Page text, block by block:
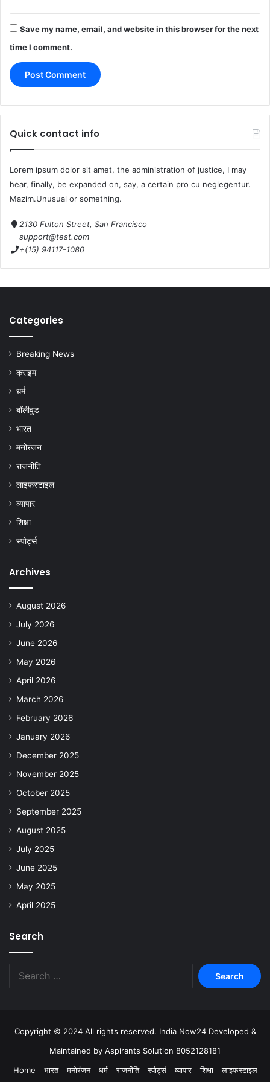
Save my name, email, and website in this browser for the next
time I comment.
Quick contact info
Lorem ipsum dolor sit amet, the administration of justice, I may
hear, finally, be expanded on, say, a certain pro cu neglegentur.
Mazim.Unusual or something.
2130 Fulton Street, San Francisco
support@test.com
+(15) 94117-1080
Categories
Breaking News
क्राइम
धर्म
बॉलीवुड
भारत
मनोरंजन
राजनीति
लाइफस्टाइल
व्यापार
शिक्षा
स्पोर्ट्स
Archives
August 2026
July 2026
June 2026
May 2026
April 2026
March 2026
February 2026
January 2026
December 2025
November 2025
October 2025
September 2025
August 2025
July 2025
June 2025
May 2025
April 2025
Search
Copyright © 2024 All rights reserved. India Now24 Developed &
Maintained by Aspirants Solution 8052128181
Home
भारत मनोरंजन धर्म राजनीति स्पोर्ट्स व्यापार शिक्षा लाइफस्टाइल